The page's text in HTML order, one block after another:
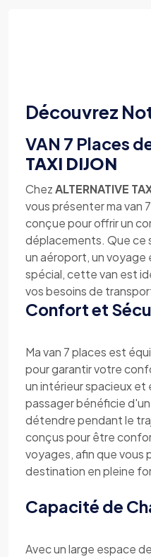
Découvrez
VAN 7 Places
TAXI DIJON
ChezALTERNATIVE
vous présenter ma van
conçue pour offrir un
déplacements. Que ce
un aéroport, un voyage
spécial, cette van est
vos besoins de
Confort et
Ma van 7 places est
pour garantir votre
un intérieur spacieux
passager bénéficie
détendre pendant le
conçus pour être
voyages, afin que vous
destination en pleine
Capacité de
Avec un large espace